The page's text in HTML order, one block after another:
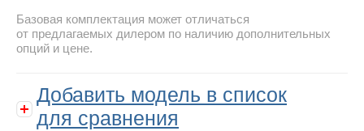
Базовая комплектация может отличаться
от предлагаемых дилером по наличию дополнительных
опций и цене.
Добавить модель в список
для сравнения